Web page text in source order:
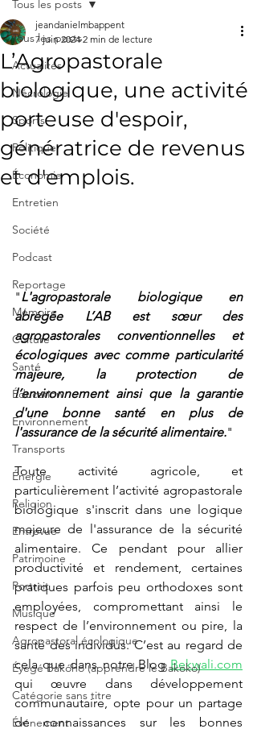
Tous les posts
Actualités
Nécrologie
Sports
Politique
Économie
Entretien
Société
Podcast
Reportage
Mémoire
Culture
Santé
Éducation
Environnement
Transports
Énergie
Religion
Entrevue
Patrimoine
Portrait
Musique
Agropastoral écologique
Éyégé Bakóho (apprendre le Bakoko)
Catégorie sans titre
Événement
Tous les posts
L’Agropastorale
biologique, une activité
porteuse d'espoir,
génératrice de revenus
et d'emplois.
jeandanielmbappent
7 juin 2024 2 min de lecture
"L'agropastorale biologique en
abrégée L’AB est sœur des
agropastorales conventionnelles et
écologiques avec comme particularité
majeure, la protection de
l’environnement ainsi que la garantie
d'une bonne santé en plus de
l'assurance de la sécurité alimentaire."
Toute activité agricole, et
particulièrement l’activité agropastorale
biologique s'inscrit dans une logique
majeure de l'assurance de la sécurité
alimentaire. Ce pendant pour allier
productivité et rendement, certaines
pratiques parfois peu orthodoxes sont
employées, compromettant ainsi le
respect de l’environnement ou pire, la
santé des individus. C’est au regard de
cela que dans notre Blog Bekwali.com
qui œuvre dans développement
communautaire, opte pour un partage
de connaissances sur les bonnes